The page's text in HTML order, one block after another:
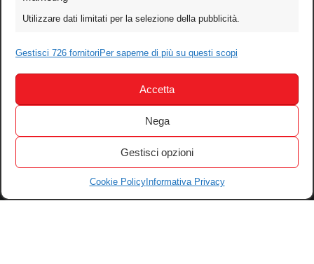
Utilizzare dati limitati per la selezione della pubblicità.
Gestisci 726 fornitori Per saperne di più su questi scopi
Accetta
Nega
Gestisci opzioni
Cookie PolicyInformativa Privacy
Games
Test
Audio
Festival & Concorsi
Iscriviti alla newsletter